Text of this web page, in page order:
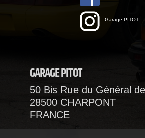
Garage PITOT
GARAGE PITOT
50 Bis Rue du Général
28500 CHARPONT
FRANCE